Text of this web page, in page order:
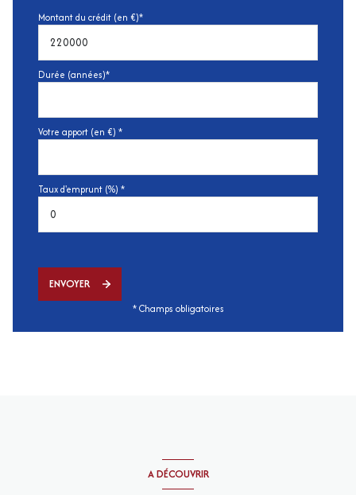
Montant du crédit (en €)*
Durée (années)*
Votre apport (en €) *
Taux d'emprunt (%) *
ENVOYER
* Champs obligatoires
A DÉCOUVRIR